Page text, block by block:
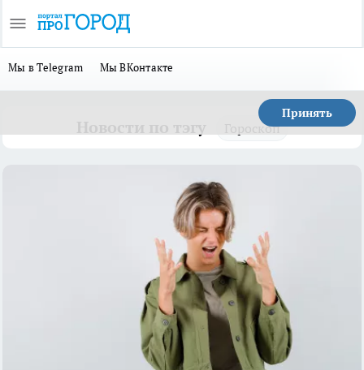
Мы в Telegram Мы ВКонтакте
Принять
Гороскоп